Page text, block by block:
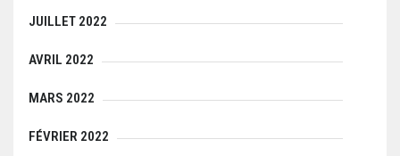
JUILLET 2022
AVRIL 2022
MARS 2022
FÉVRIER 2022